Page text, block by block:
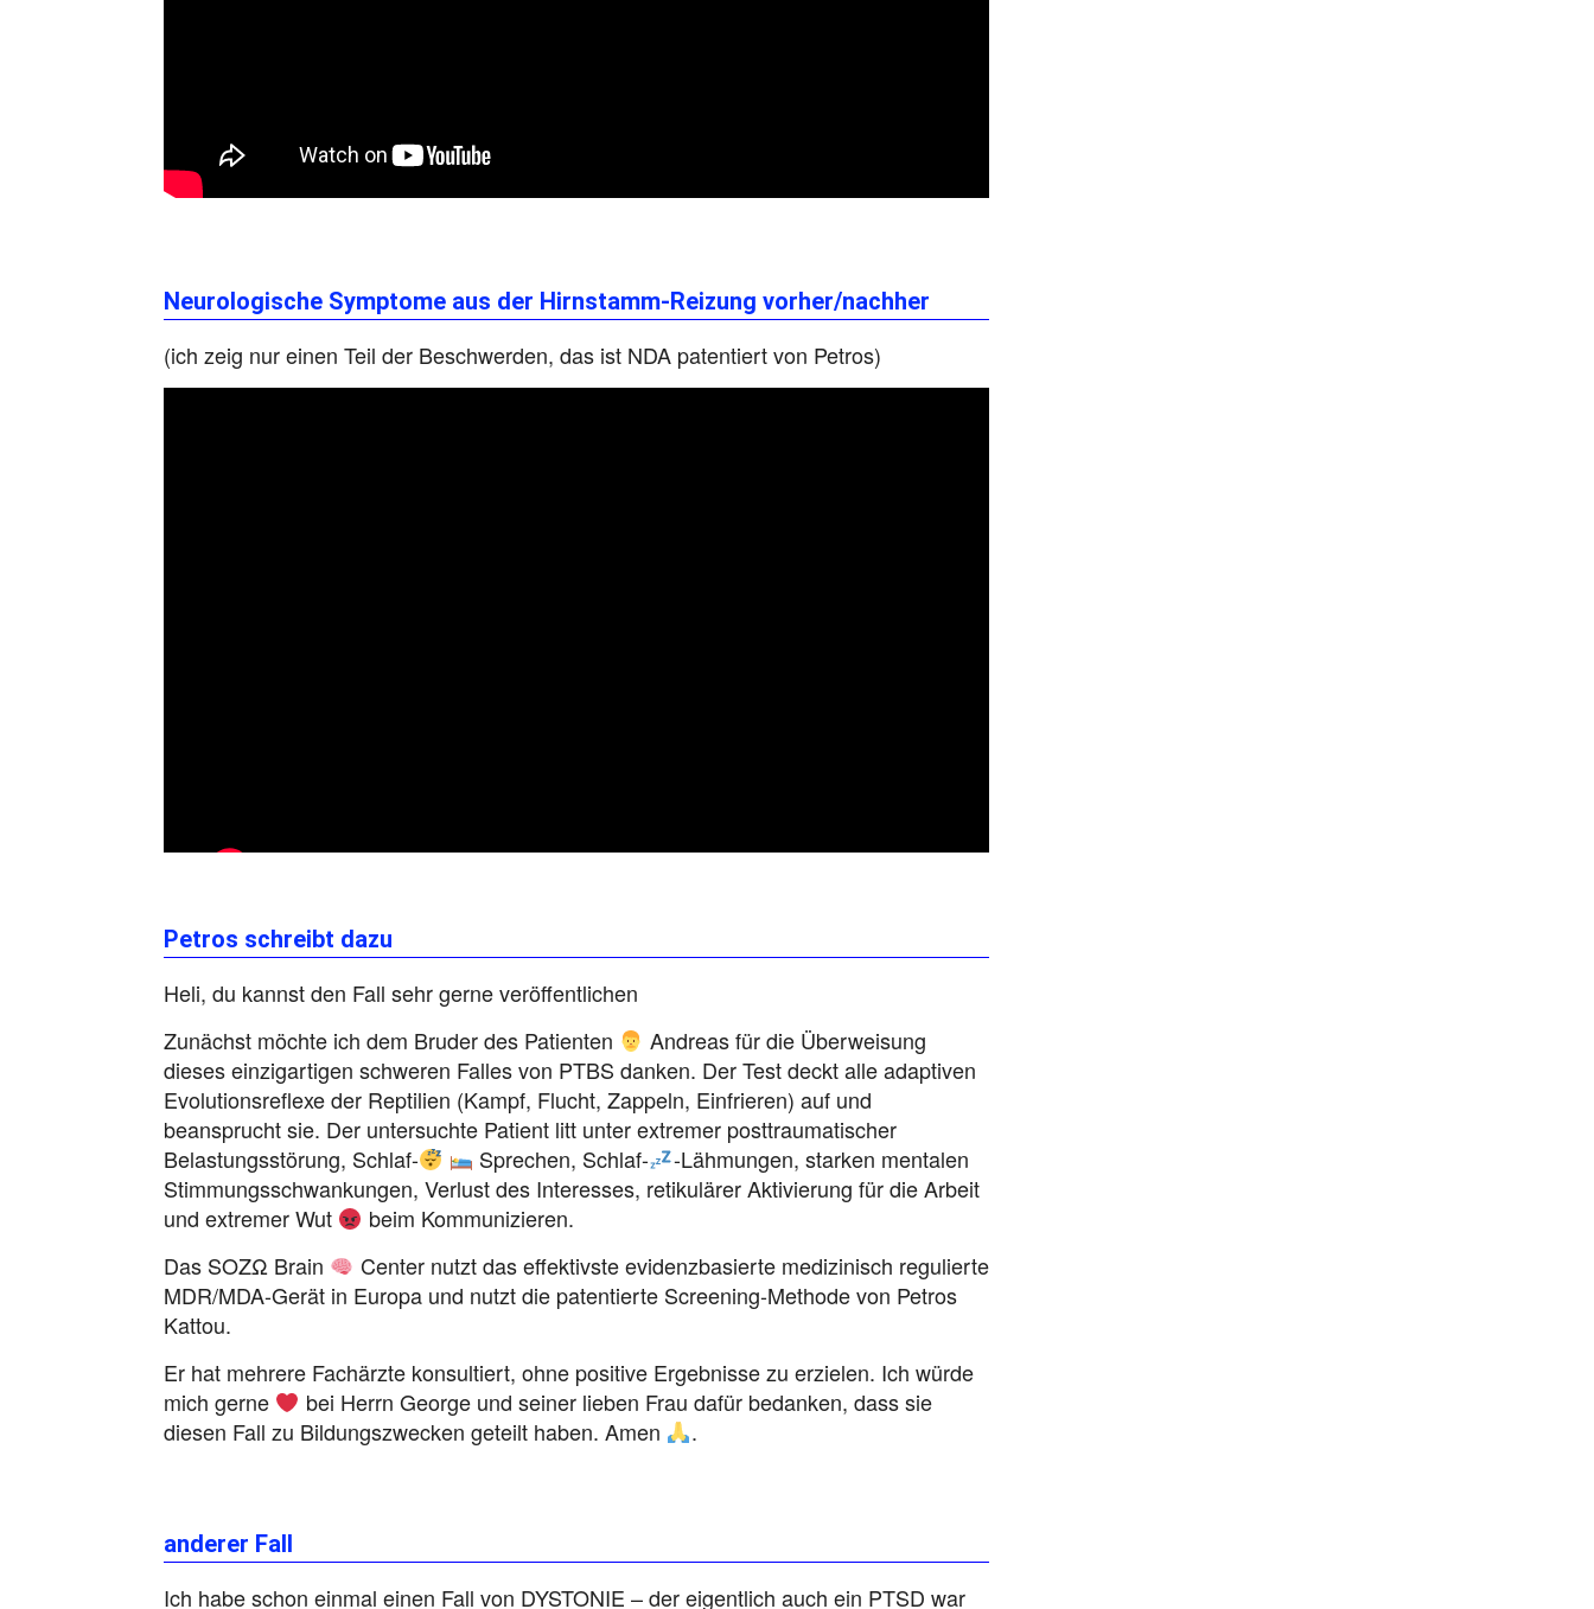
Neurologische Symptome aus der Hirnstamm-Reizung vorher/nachher
(ich zeig nur einen Teil der Beschwerden, das ist NDA patentiert von Petros)
Petros schreibt dazu
Heli, du kannst den Fall sehr gerne veröffentlichen
Zunächst möchte ich dem Bruder des Patienten
Andreas für die Überweisung
dieses einzigartigen schweren Falles von PTBS danken. Der Test deckt alle adaptiven
Evolutionsreflexe der Reptilien (Kampf, Flucht, Zappeln, Einfrieren) auf und
beansprucht sie. Der untersuchte Patient litt unter extremer posttraumatischer
Belastungsstörung, Schlaf-
Sprechen, Schlaf-
-Lähmungen, starken mentalen
Stimmungsschwankungen, Verlust des Interesses, retikulärer Aktivierung für die Arbeit
und extremer Wut
beim Kommunizieren.
Das SOZΩ Brain
Center nutzt das effektivste evidenzbasierte medizinisch regulierte
MDR/MDA-Gerät in Europa und nutzt die patentierte Screening-Methode von Petros
Kattou.
Er hat mehrere Fachärzte konsultiert, ohne positive Ergebnisse zu erzielen. Ich würde
mich gerne
bei Herrn George und seiner lieben Frau dafür bedanken, dass sie
diesen Fall zu Bildungszwecken geteilt haben. Amen
.
anderer Fall
Ich habe schon einmal einen Fall von DYSTONIE – der eigentlich auch ein PTSD war